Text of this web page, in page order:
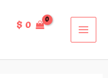
$ 0